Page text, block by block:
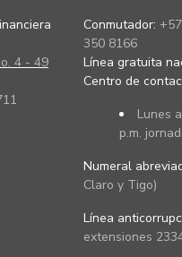
4 - 49
Conmutador:
350 8166
Línea gratuita
Centro de
Lunes
p.m.
Numeral
Claro y Tigo)
Línea
extensiones